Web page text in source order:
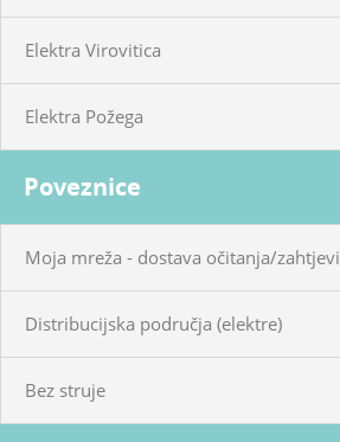
Elektra Virovitica
Elektra Požega
Poveznice
Moja mreža - dostava očitanja/zahtjevi
Distribucijska područja (elektre)
Bez struje